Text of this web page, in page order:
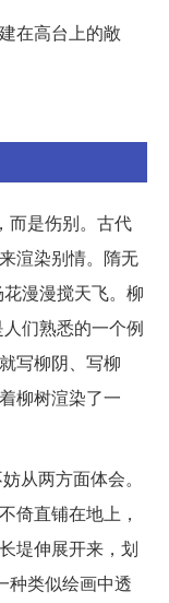
在高台上的敞
而是伤别。古代
渲染别情。隋无
漫漫搅天飞。柳
们熟悉的一个例
写柳阴、写柳
柳树渲染了一
从两方面体会。
倚直铺在地上，
堤伸展开来，划
种类似绘画中透